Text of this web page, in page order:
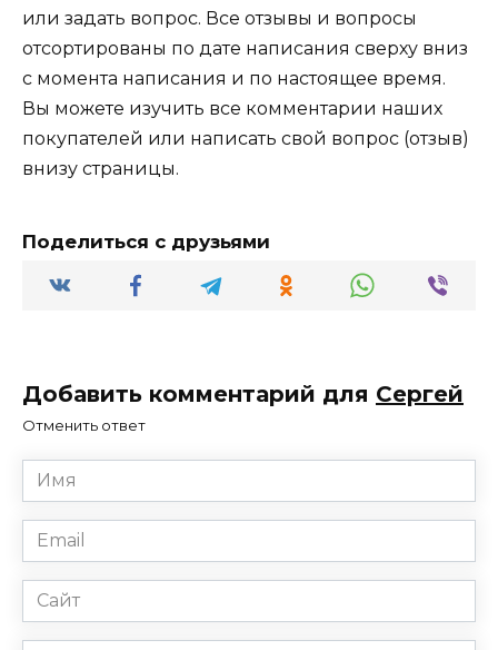
или задать вопрос. Все отзывы и вопросы
отсортированы по дате написания сверху вниз
с момента написания и по настоящее время.
Вы можете изучить все комментарии наших
покупателей или написать свой вопрос (отзыв)
внизу страницы.
Поделиться с друзьями
Добавить комментарий для Сергей
Отменить ответ
Имя
*
Email
*
Сайт